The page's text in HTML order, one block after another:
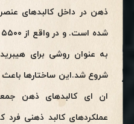
ذهن در داخل کالبدهای
به عنوان روشی برای
شروع شد.این ساختارها
ان ای کالبدهای ذهن
عملکردهای کالبد ذهنی فرد